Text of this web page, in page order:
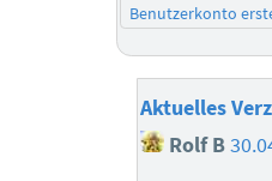
Benutzerkonto
Aktuelles
Rolf B